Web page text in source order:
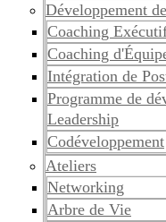
Développement
Coaching
Coaching
Intégration de
Programme de
Leadership
Codéveloppement
Ateliers
Networking
Arbre de Vie